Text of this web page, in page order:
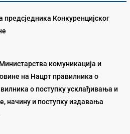
Конкуренцијског
комуникација и
на Нацрт правилника о
о поступку усклађивања и
начину и поступку издавања